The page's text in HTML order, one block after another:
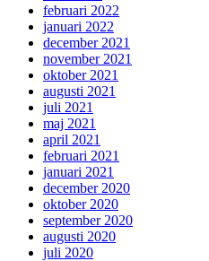
februari 2022
januari 2022
december 2021
november 2021
oktober 2021
augusti 2021
juli 2021
maj 2021
april 2021
februari 2021
januari 2021
december 2020
oktober 2020
september 2020
augusti 2020
juli 2020